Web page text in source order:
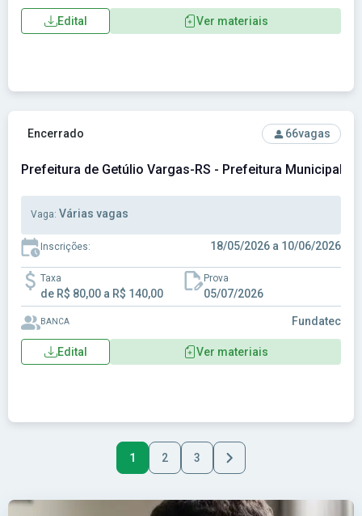
Edital Ver materiais
Ver concurso: Prefeitura de Getúlio Vargas-RS - Prefeitura
Encerrado 66vagas
Prefeitura de Getúlio Vargas-RS - Prefeitura Municipal
Vaga: Várias vagas
Inscrições: 18/05/2026 a 10/06/2026
Taxa
de R$ 80,00 a R$ 140,00
Prova
05/07/2026
BANCA Fundatec
Edital Ver materiais
1 2 3